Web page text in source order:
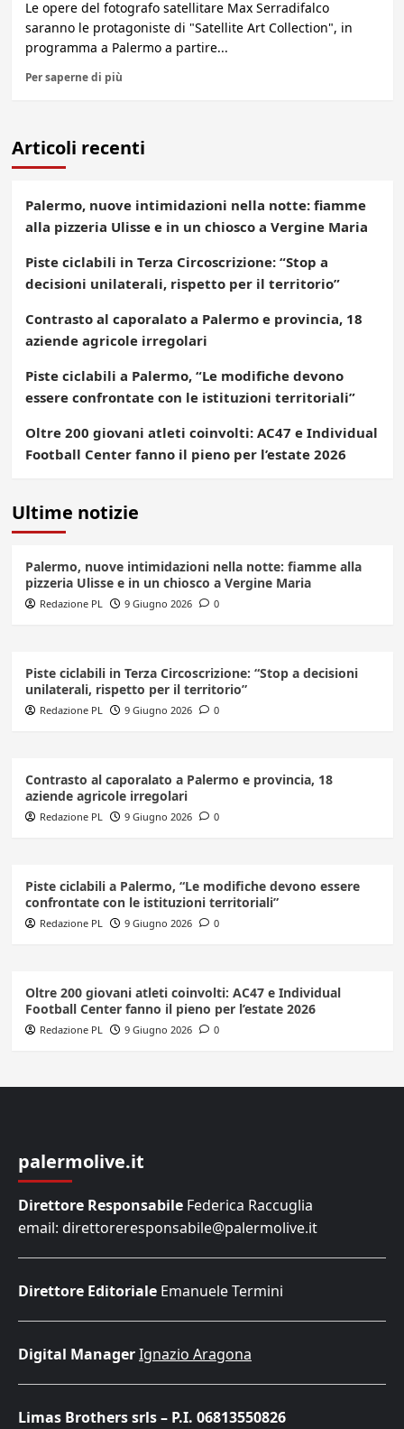
Le opere del fotografo satellitare Max Serradifalco
saranno le protagoniste di "Satellite Art Collection", in
programma a Palermo a partire...
Per saperne di più
Articoli recenti
Palermo, nuove intimidazioni nella notte: fiamme
alla pizzeria Ulisse e in un chiosco a Vergine Maria
Piste ciclabili in Terza Circoscrizione: “Stop a
decisioni unilaterali, rispetto per il territorio”
Contrasto al caporalato a Palermo e provincia, 18
aziende agricole irregolari
Piste ciclabili a Palermo, “Le modifiche devono
essere confrontate con le istituzioni territoriali”
Oltre 200 giovani atleti coinvolti: AC47 e Individual
Football Center fanno il pieno per l’estate 2026
Ultime notizie
Palermo, nuove intimidazioni nella notte: fiamme alla
pizzeria Ulisse e in un chiosco a Vergine Maria
Redazione PL 9 Giugno 2026 0
Piste ciclabili in Terza Circoscrizione: “Stop a decisioni
unilaterali, rispetto per il territorio”
Redazione PL 9 Giugno 2026 0
Contrasto al caporalato a Palermo e provincia, 18
aziende agricole irregolari
Redazione PL 9 Giugno 2026 0
Piste ciclabili a Palermo, “Le modifiche devono essere
confrontate con le istituzioni territoriali”
Redazione PL 9 Giugno 2026 0
Oltre 200 giovani atleti coinvolti: AC47 e Individual
Football Center fanno il pieno per l’estate 2026
Redazione PL 9 Giugno 2026 0
palermolive.it
Direttore Responsabile Federica Raccuglia
email: direttoreresponsabile@palermolive.it
Direttore Editoriale Emanuele Termini
Digital ManagerIgnazio Aragona
Limas Brothers srls – P.I. 06813550826